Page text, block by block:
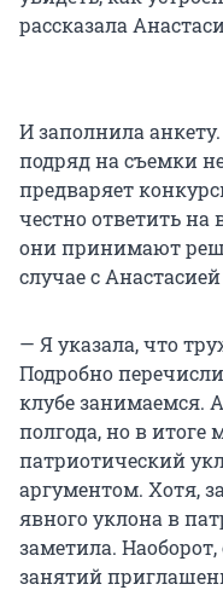
рассказала
И заполнила
подряд на съемки
предваряет
честно ответить на
они принимают
случае с
— Я указала, что
Подробно
клубе занимаемся.
полгода, но в итоге
патриотический
аргументом. Хотя,
явного уклона в
заметила.
занятий